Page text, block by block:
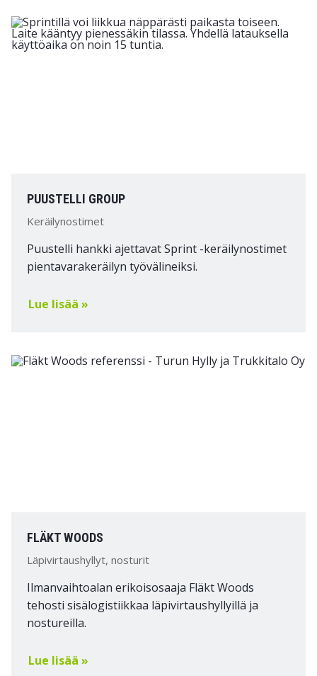
PUUSTELLI GROUP
Keräilynostimet
Puustelli hankki ajettavat Sprint -keräilynostimet
pientavarakeräilyn työvälineiksi.
Lue lisää »
FLÄKT WOODS
Läpivirtaushyllyt, nosturit
Ilmanvaihtoalan erikoisosaaja Fläkt Woods
tehosti sisälogistiikkaa läpivirtaushyllyillä ja
nostureilla.
Lue lisää »